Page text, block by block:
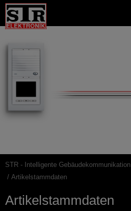
Gehe
direkt
zu:
STR
Website
Hauptnavigation
Pfadnavigation
STR - Intelligente Gebäudekommunikation
Artikelstammdaten
Artikelstammdaten